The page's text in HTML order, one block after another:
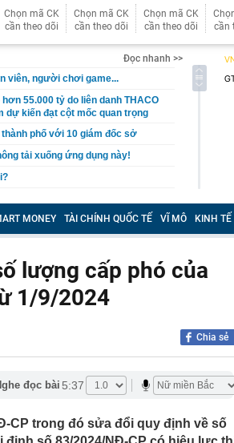
Chọn mã CK
cần theo dõi
Chọn mã CK
cần theo dõi
Chọn mã CK
cần theo dõi
cần
Đọc nhanh >>
viên, người chơi game...
55.000 tỷ do liên danh THACO
dự kiến đạt cột mốc quan trọng
phố với 10 giám đốc sở
tải xuống ứng dụng này!
Trung Quốc đang dùng AI 'nhận
đi của 1 đàn cá - vì sao vậy?
váy cưới'
tầng dưới lòng đất ngay trung tâm
thự 400m2 của Nguyễn Thành
này": Quán phở chả nướng than
xương với mía, bát chỉ 35.000
có thêm quyền lợi mới
MONEY TÀI CHÍNH QUỐC TẾ VĨ MÔ KINH TẾ
lượng cấp phó của
1/9/2024
Chia sẻ
đọc bài 5:37
CP trong đó sửa đổi quy định về số